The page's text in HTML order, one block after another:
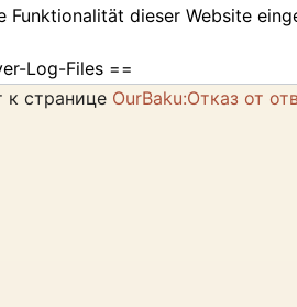
к странице OurBaku:Отказ от